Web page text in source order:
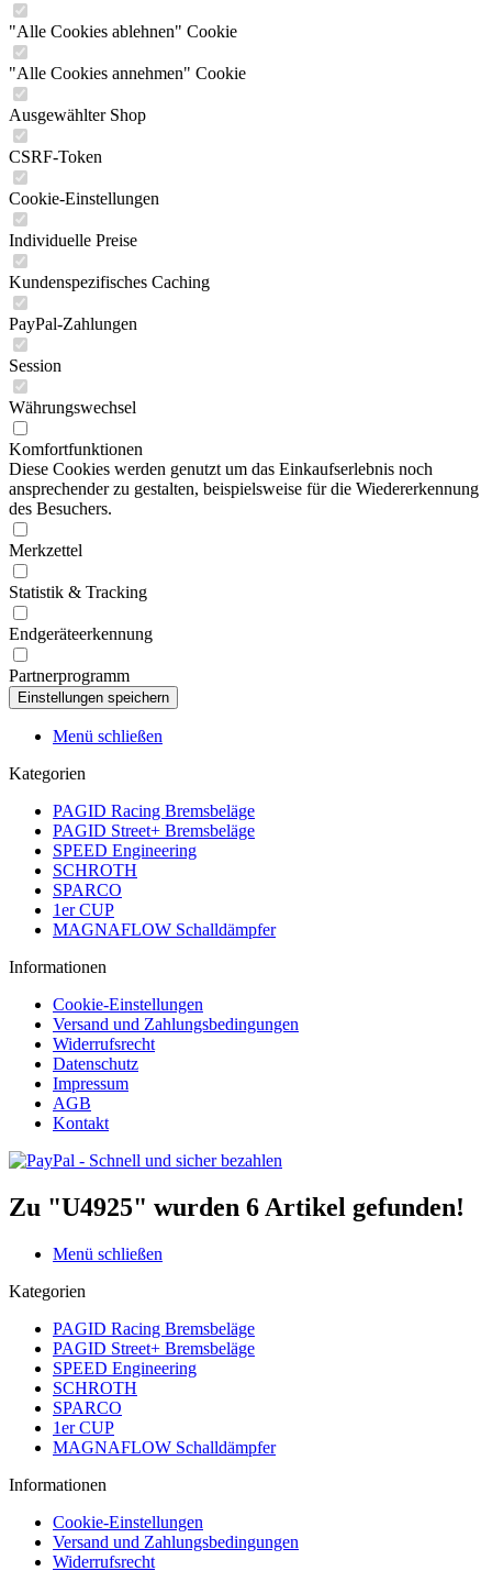
"Alle Cookies ablehnen" Cookie
"Alle Cookies annehmen" Cookie
Ausgewählter Shop
CSRF-Token
Cookie-Einstellungen
Individuelle Preise
Kundenspezifisches Caching
PayPal-Zahlungen
Session
Währungswechsel
Komfortfunktionen
Diese Cookies werden genutzt um das Einkaufserlebnis noch
ansprechender zu gestalten, beispielsweise für die Wiedererkennung
des Besuchers.
Merkzettel
Statistik & Tracking
Endgeräteerkennung
Partnerprogramm
Menü schließen
Kategorien
PAGID Racing Bremsbeläge
PAGID Street+ Bremsbeläge
SPEED Engineering
SCHROTH
SPARCO
1er CUP
MAGNAFLOW Schalldämpfer
Informationen
Cookie-Einstellungen
Versand und Zahlungsbedingungen
Widerrufsrecht
Datenschutz
Impressum
AGB
Kontakt
Zu "U4925" wurden 6 Artikel gefunden!
Menü schließen
Kategorien
PAGID Racing Bremsbeläge
PAGID Street+ Bremsbeläge
SPEED Engineering
SCHROTH
SPARCO
1er CUP
MAGNAFLOW Schalldämpfer
Informationen
Cookie-Einstellungen
Versand und Zahlungsbedingungen
Widerrufsrecht